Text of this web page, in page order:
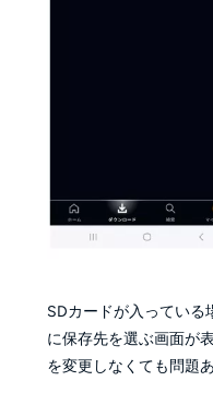
SDカードが入っている
に保存先を選ぶ画面が
を変更しなくても問題